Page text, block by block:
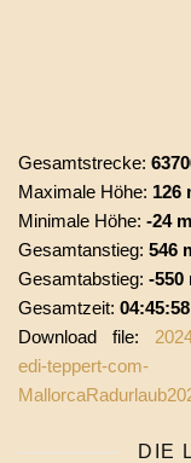
Gesamtstrecke:
Maximale Höhe: 126
Minimale Höhe: -24 m
Gesamtanstieg: 546
Gesamtabstieg: -550
Gesamtzeit: 04:45:58
Download file:
edi-teppert-com-
DIE